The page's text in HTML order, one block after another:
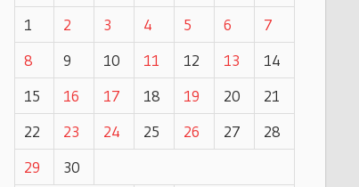
1 2 3 4 5 6
7
8
9 10 11 12 13
14
15
16 17 18 19 20
21
22
23 24 25 26 27
28
29
30